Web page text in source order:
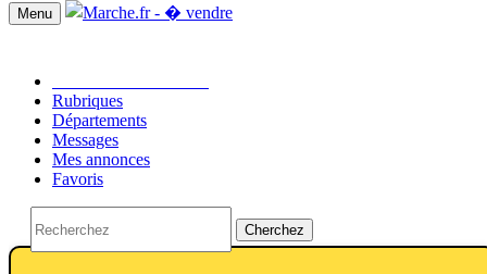
Menu
Rubriques
Départements
Messages
Mes annonces
Favoris
Cherchez